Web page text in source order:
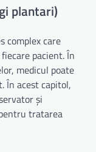
plantari)
complex care
pacient. În
medicul poate
În acest capitol,
și
tratarea